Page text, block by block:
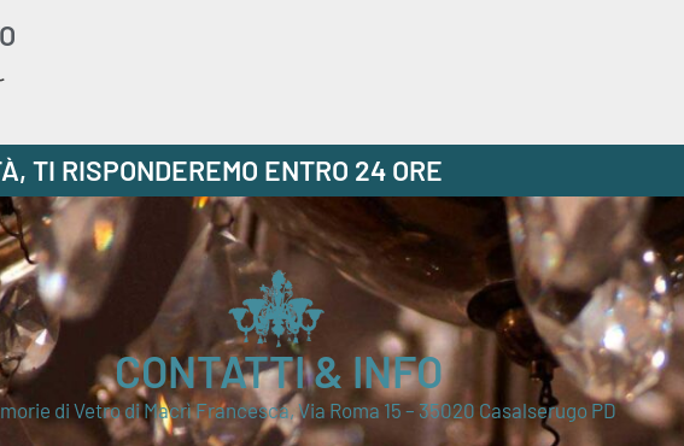
TI RISPONDEREMO ENTRO 24 ORE
CONTATTI & INFO
di Vetro di Macrì Francesca, Via Roma 15 – 35020 Casalserugo PD